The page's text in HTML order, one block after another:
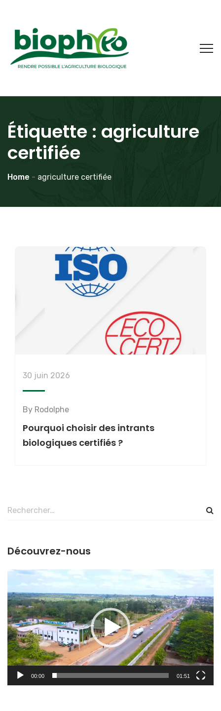
Étiquette : agriculture
certifiée
Home - agriculture certifiée
30 juin 2026
By Rodolphe
Pourquoi choisir des intrants
biologiques certifiés ?
Rechercher :
Découvrez-nous
Lecteur
vidéo
00:00 01:51